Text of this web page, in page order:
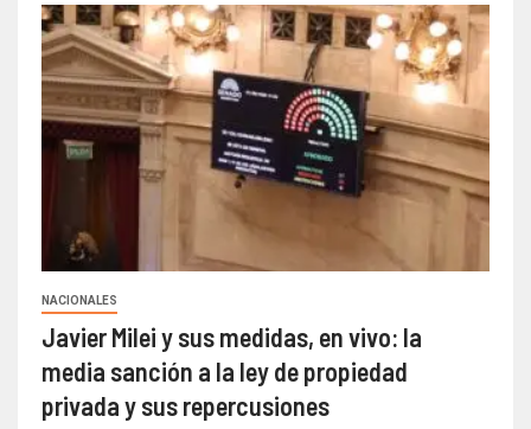
NACIONALES
Javier Milei y sus medidas, en vivo: la
media sanción a la ley de propiedad
privada y sus repercusiones